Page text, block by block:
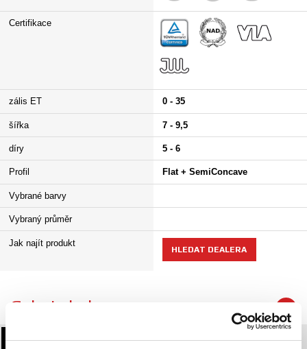
Certifikace
zális ET 0 - 35
šířka 7 - 9,5
díry 5 - 6
Profil Flat + SemiConcave
Vybrané barvy
Vybraný průměr
Jak najít produkt
HLEDAT DEALERA
Galerie kol